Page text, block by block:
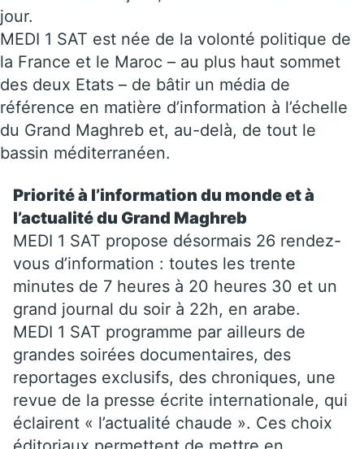
jour.
MEDI 1 SAT est née de la volonté politique de
la France et le Maroc – au plus haut sommet
des deux Etats – de bâtir un média de
référence en matière d’information à l’échelle
du Grand Maghreb et, au-delà, de tout le
bassin méditerranéen.
Priorité à l’information du monde et à
l’actualité du Grand Maghreb
MEDI 1 SAT propose désormais 26 rendez-
vous d’information : toutes les trente
minutes de 7 heures à 20 heures 30 et un
grand journal du soir à 22h, en arabe.
MEDI 1 SAT programme par ailleurs de
grandes soirées documentaires, des
reportages exclusifs, des chroniques, une
revue de la presse écrite internationale, qui
éclairent « l’actualité chaude ». Ces choix